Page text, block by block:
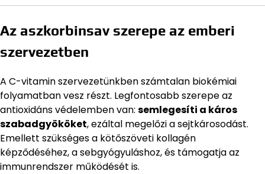
Az aszkorbinsav szerepe az emberi
szervezetben
A C-vitamin szervezetünkben számtalan biokémiai
folyamatban vesz részt. Legfontosabb szerepe az
antioxidáns védelemben van: semlegesíti a káros
szabadgyököket, ezáltal megelőzi a sejtkárosodást.
Emellett szükséges a kötőszöveti kollagén
képződéséhez, a sebgyógyuláshoz, és támogatja az
immunrendszer működését is.